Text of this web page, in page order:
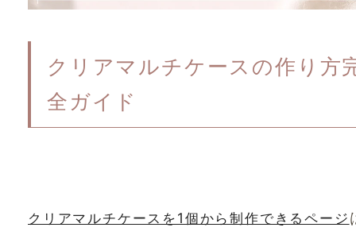
クリアマルチケースの作り方
全ガイド
クリアマルチケースを1個から制作できるページ